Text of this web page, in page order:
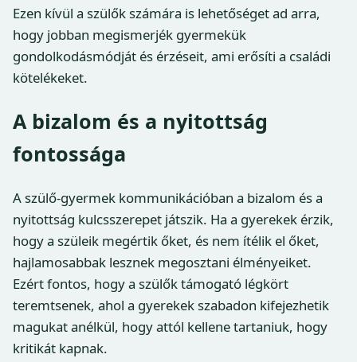
Ezen kívül a szülők számára is lehetőséget ad arra,
hogy jobban megismerjék gyermekük
gondolkodásmódját és érzéseit, ami erősíti a családi
kötelékeket.
A bizalom és a nyitottság
fontossága
A szülő-gyermek kommunikációban a bizalom és a
nyitottság kulcsszerepet játszik. Ha a gyerekek érzik,
hogy a szüleik megértik őket, és nem ítélik el őket,
hajlamosabbak lesznek megosztani élményeiket.
Ezért fontos, hogy a szülők támogató légkört
teremtsenek, ahol a gyerekek szabadon kifejezhetik
magukat anélkül, hogy attól kellene tartaniuk, hogy
kritikát kapnak.